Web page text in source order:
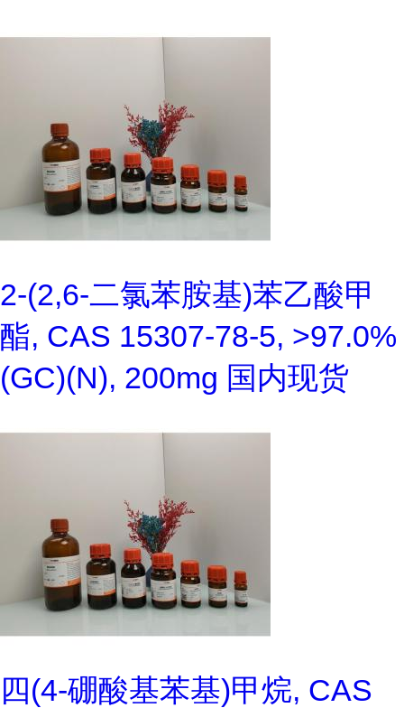
2-(2,6-二氯苯胺基)苯乙酸甲
酯, CAS 15307-78-5, >97.0%
(GC)(N), 200mg 国内现货
四(4-硼酸基苯基)甲烷, CAS